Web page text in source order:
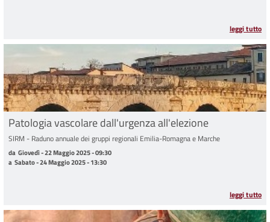
leggi tutto
Patologia vascolare dall'urgenza all'elezione
SIRM - Raduno annuale dei gruppi regionali Emilia-Romagna e Marche
da Giovedì - 22 Maggio 2025 - 09:30 a Sabato - 24 Maggio 2025 - 13:30
da Giovedì - 22 Maggio 2025 - 09:30
a Sabato - 24 Maggio 2025 - 13:30
leggi tutto